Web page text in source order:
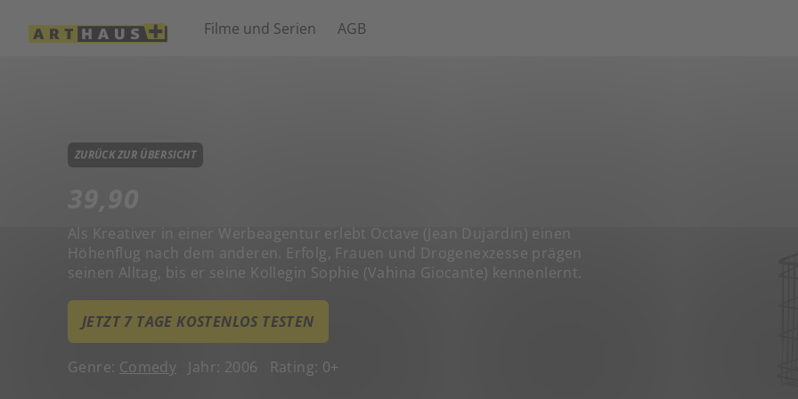
Filme und Serien AGB
ZURÜCK ZUR ÜBERSICHT
Als Kreativer in einer Werbeagentur erlebt Octave (Jean Dujardin) einen
Höhenflug nach dem anderen. Erfolg, Frauen und Drogenexzesse prägen
seinen Alltag, bis er seine Kollegin Sophie (Vahina Giocante) kennenlernt.
JETZT 7 TAGE KOSTENLOS TESTEN
Genre: Comedy Jahr: 2006 Rating: 0+